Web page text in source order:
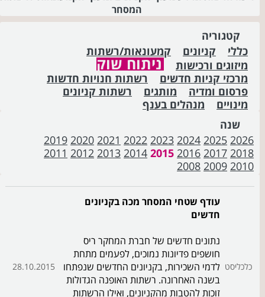
המסחר
קטגוריה
כללי
קניונים
קמעונאות/רשתות
מיזוגים ורכישות
ניתוח שוק
מרכזי קניות חדשים
רשתות חנויות חדשות
פרסום ומדיה
מותגים
רשתות קניונים
מינויים
מנהלים בענף
שנה
2026
2025
2024
2023
2022
2021
2020
2019
2018
2017
2016
2015
2014
2013
2012
2011
2010
2009
2008
כלכליסט
עודף שטחי המסחר מכה בקניונים
חדשים
נתונים חדשים של חברת המחקר ריס
חושפים פדיונות נמוכים, לפעמים מתחת
לדמי השכירות, בקניונים החדשים שנפתחו
בשנה האחרונה. רשתות האופנה הגדולות
זוכות להטבות מהקניונים, ואילו הרשתות
28.10.2015